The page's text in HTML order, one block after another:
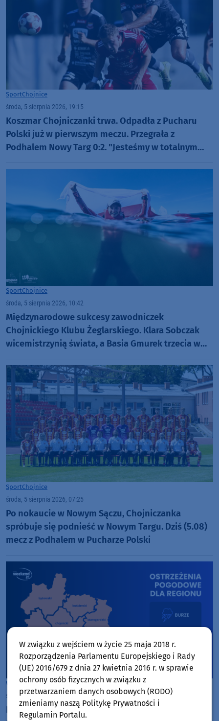
SportChojnice
środa, 5 sierpnia 2026, 19:15
Koszmar Chojniczanki trwa. Odpadła z Pucharu
Polski już w pierwszym meczu. Przegrała z
Podhalem Nowy Targ 0:2. "Jesteśmy w totalnym
SportChojnice
środa, 5 sierpnia 2026, 10:42
Międzynarodowe sukcesy zawodniczek
Chojnickiego Klubu Żeglarskiego. Klara Sobczak
wicemistrzynią świata, a Basia Gmurek trzecia w
SportChojnice
środa, 5 sierpnia 2026, 07:25
Po nokaucie w Nowym Sączu, Chojniczanka
spróbuje się podnieść w Nowym Targu. Dziś (5.08)
mecz z Podhalem w Pucharze Polski
Woj. Kujawsko-pomorskieWoj. Pomorskie
środa, 5 sierpnia 2026, 07:16
IMGW podnosi alert burzowy do drugiego stopnia.
W związku z wejściem w życie 25 maja 2018 r.
Rozporządzenia Parlamentu Europejskiego i Rady
(UE) 2016/679 z dnia 27 kwietnia 2016 r. w sprawie
ochrony osób fizycznych w związku z
przetwarzaniem danych osobowych (RODO)
zmieniamy naszą Politykę Prywatności i
Regulamin Portalu.